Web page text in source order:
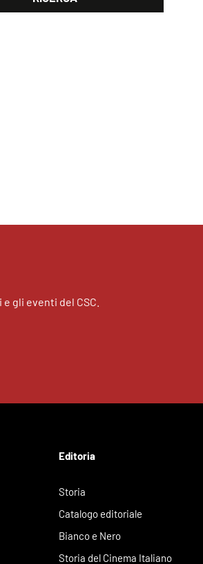
gli eventi del CSC.
Editoria
Storia
Catalogo editoriale
Bianco e Nero
Storia del Cinema Italiano